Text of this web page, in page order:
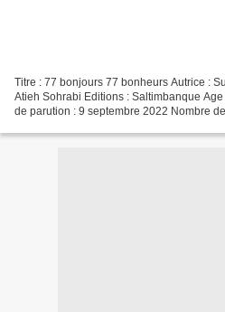
Titre : 77 bonjours 77 bonheurs Autrice :
Atieh Sohrabi Editions : Saltimbanque
de parution : 9 septembre 2022 Nombre